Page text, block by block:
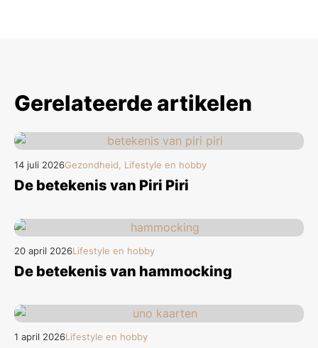
Gerelateerde artikelen
14 juli 2026Gezondheid, Lifestyle en hobby
De betekenis van Piri Piri
20 april 2026Lifestyle en hobby
De betekenis van hammocking
1 april 2026Lifestyle en hobby